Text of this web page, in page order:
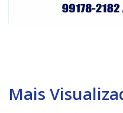
Mais